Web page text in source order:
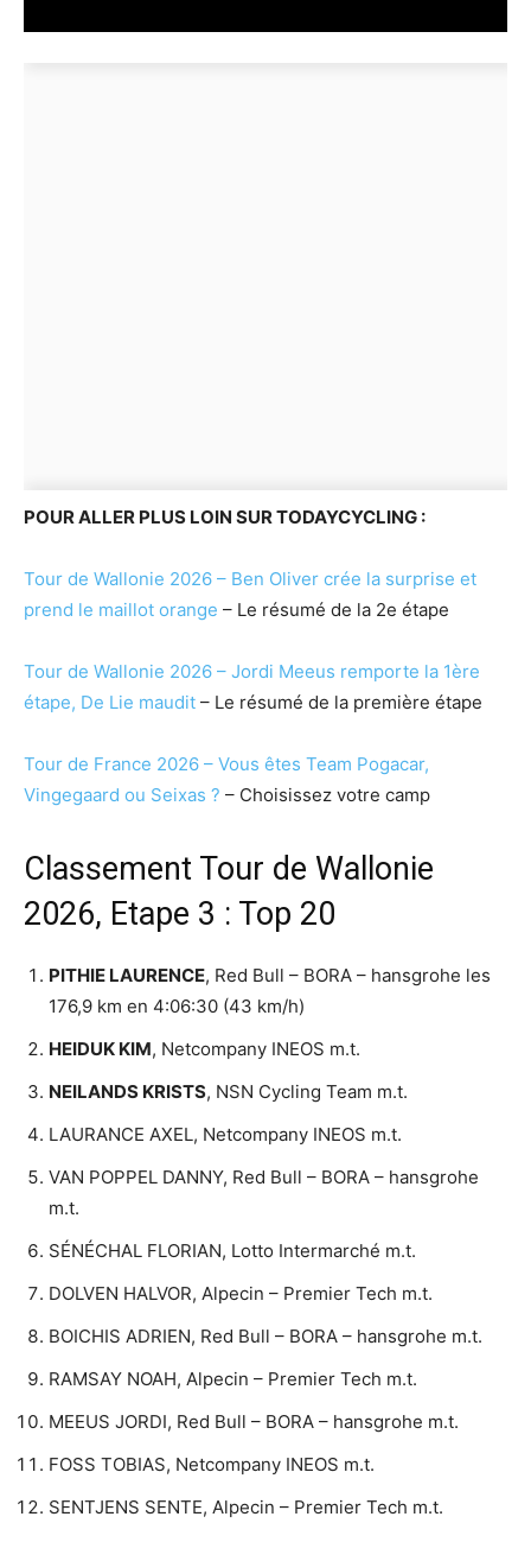
POUR ALLER PLUS LOIN SUR TODAYCYCLING :
Tour de Wallonie 2026 – Ben Oliver crée la surprise et
prend le maillot orange – Le résumé de la 2e étape
Tour de Wallonie 2026 – Jordi Meeus remporte la 1ère
étape, De Lie maudit – Le résumé de la première étape
Tour de France 2026 – Vous êtes Team Pogacar,
Vingegaard ou Seixas ? – Choisissez votre camp
Classement Tour de Wallonie
2026, Etape 3 : Top 20
PITHIE LAURENCE, Red Bull – BORA – hansgrohe les
176,9 km en 4:06:30 (43 km/h)
HEIDUK KIM, Netcompany INEOS m.t.
NEILANDS KRISTS, NSN Cycling Team m.t.
LAURANCE AXEL, Netcompany INEOS m.t.
VAN POPPEL DANNY, Red Bull – BORA – hansgrohe
m.t.
SÉNÉCHAL FLORIAN, Lotto Intermarché m.t.
DOLVEN HALVOR, Alpecin – Premier Tech m.t.
BOICHIS ADRIEN, Red Bull – BORA – hansgrohe m.t.
RAMSAY NOAH, Alpecin – Premier Tech m.t.
MEEUS JORDI, Red Bull – BORA – hansgrohe m.t.
FOSS TOBIAS, Netcompany INEOS m.t.
SENTJENS SENTE, Alpecin – Premier Tech m.t.